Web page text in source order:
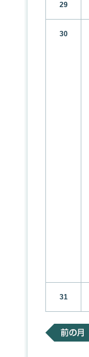
29
30
31